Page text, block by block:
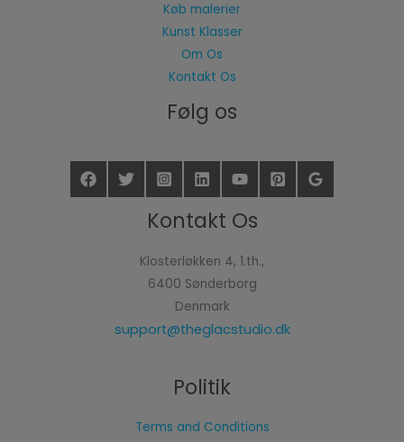
Køb malerier
Kunst Klasser
Om Os
Kontakt Os
Følg os
Kontakt Os
Klosterløkken 4, 1.th.,
6400 Sønderborg
Denmark
support@theglacstudio.dk
Politik
Terms and Conditions